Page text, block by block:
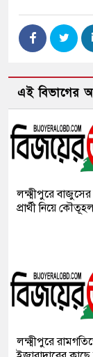
এই বিভাগের
লক্ষ্মীপুরে
প্রার্থী নিয়ে
লক্ষ্মীপুরে